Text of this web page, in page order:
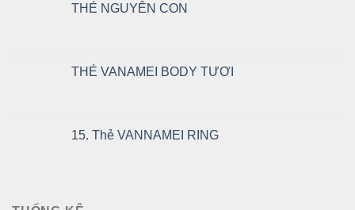
THẺ NGUYÊN CON
THẺ VANAMEI BODY TƯƠI
15. Thẻ VANNAMEI RING